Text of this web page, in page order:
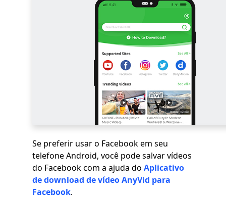
Se preferir usar o Facebook em seu
telefone Android, você pode salvar vídeos
do Facebook com a ajuda do Aplicativo
de download de vídeo AnyVid para
Facebook.